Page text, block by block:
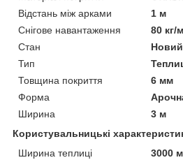
Відстань між арками
1 м
Снігове навантаження
80 кг/
Стан
Новий
Тип
Товщина покриття
6 мм
Форма
Ширина
3 м
Користувальницькі
Ширина теплиці
3000